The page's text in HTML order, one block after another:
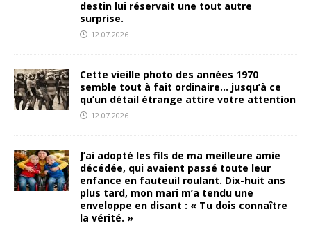
destin lui réservait une tout autre
surprise.
12.07.2026
Cette vieille photo des années 1970
semble tout à fait ordinaire… jusqu’à ce
qu’un détail étrange attire votre attention
12.07.2026
J’ai adopté les fils de ma meilleure amie
décédée, qui avaient passé toute leur
enfance en fauteuil roulant. Dix-huit ans
plus tard, mon mari m’a tendu une
enveloppe en disant : « Tu dois connaître
la vérité. »